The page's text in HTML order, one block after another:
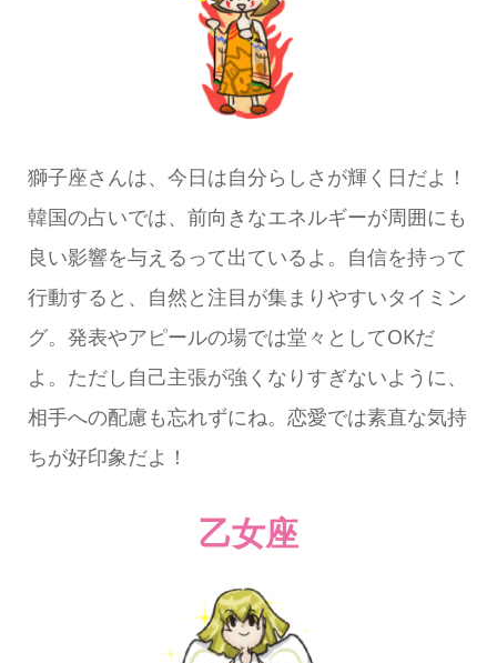
獅子座さんは、今日は自分らしさが輝く日だよ！
韓国の占いでは、前向きなエネルギーが周囲にも
良い影響を与えるって出ているよ。自信を持って
行動すると、自然と注目が集まりやすいタイミン
グ。発表やアピールの場では堂々としてOKだ
よ。ただし自己主張が強くなりすぎないように、
相手への配慮も忘れずにね。恋愛では素直な気持
ちが好印象だよ！
乙女座